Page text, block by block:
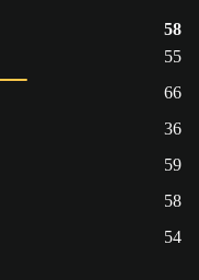
58
55
66
36
59
58
54